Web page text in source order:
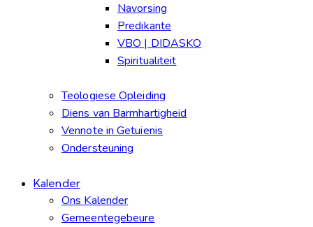
Navorsing
Predikante
VBO | DIDASKO
Spiritualiteit
Teologiese Opleiding
Diens van Barmhartigheid
Vennote in Getuienis
Ondersteuning
Kalender
Ons Kalender
Gemeentegebeure